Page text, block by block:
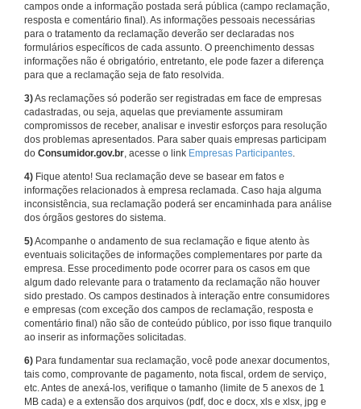
campos onde a informação postada será pública (campo reclamação,
resposta e comentário final). As informações pessoais necessárias
para o tratamento da reclamação deverão ser declaradas nos
formulários específicos de cada assunto. O preenchimento dessas
informações não é obrigatório, entretanto, ele pode fazer a diferença
para que a reclamação seja de fato resolvida.
3)As reclamações só poderão ser registradas em face de empresas
cadastradas, ou seja, aquelas que previamente assumiram
compromissos de receber, analisar e investir esforços para resolução
dos problemas apresentados. Para saber quais empresas participam
do Consumidor.gov.br, acesse o link Empresas Participantes.
4) Fique atento! Sua reclamação deve se basear em fatos e
informações relacionados à empresa reclamada. Caso haja alguma
inconsistência, sua reclamação poderá ser encaminhada para análise
dos órgãos gestores do sistema.
5)Acompanhe o andamento de sua reclamação e fique atento às
eventuais solicitações de informações complementares por parte da
empresa. Esse procedimento pode ocorrer para os casos em que
algum dado relevante para o tratamento da reclamação não houver
sido prestado. Os campos destinados à interação entre consumidores
e empresas (com exceção dos campos de reclamação, resposta e
comentário final) não são de conteúdo público, por isso fique tranquilo
ao inserir as informações solicitadas.
6) Para fundamentar sua reclamação, você pode anexar documentos,
tais como, comprovante de pagamento, nota fiscal, ordem de serviço,
etc. Antes de anexá-los, verifique o tamanho (limite de 5 anexos de 1
MB cada) e a extensão dos arquivos (pdf, doc e docx, xls e xlsx, jpg e